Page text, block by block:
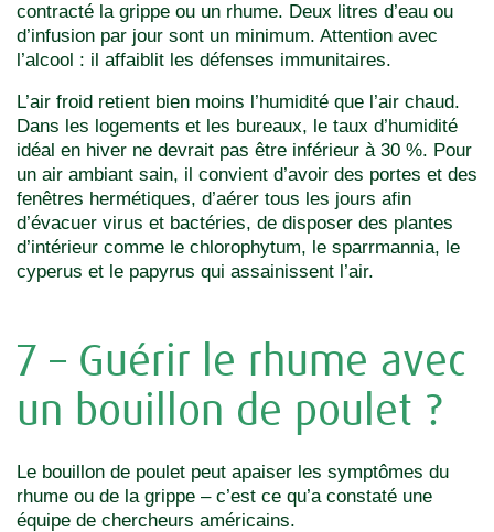
contracté la grippe ou un rhume. Deux litres d’eau ou
d’infusion par jour sont un minimum. Attention avec
l’alcool : il affaiblit les défenses immunitaires.
L’air froid retient bien moins l’humidité que l’air chaud.
Dans les logements et les bureaux, le taux d’humidité
idéal en hiver ne devrait pas être inférieur à 30 %. Pour
un air ambiant sain, il convient d’avoir des portes et des
fenêtres hermétiques, d’aérer tous les jours afin
d’évacuer virus et bactéries, de disposer des plantes
d’intérieur comme le chlorophytum, le sparrmannia, le
cyperus et le papyrus qui assainissent l’air.
7 – Guérir le rhume avec
un bouillon de poulet ?
Le bouillon de poulet peut apaiser les symptômes du
rhume ou de la grippe – c’est ce qu’a constaté une
équipe de chercheurs américains.